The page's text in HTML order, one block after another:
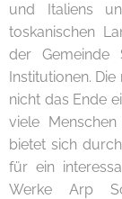
und Italiens
toskanischen
der Gemeinde
Institutionen.
nicht das Ende
viele
bietet sich
für ein
Werke Arp